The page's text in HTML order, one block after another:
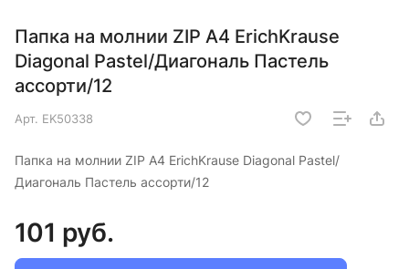
Папка на молнии ZIP A4 ErichKrause
Diagonal Pastel/Диагональ Пастель
ассорти/12
Арт. EK50338
Папка на молнии ZIP A4 ErichKrause Diagonal Pastel/
Диагональ Пастель ассорти/12
101 руб.